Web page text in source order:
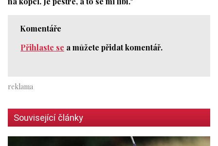
Komentáře
Přihlaste se a můžete přidat komentář.
Související články